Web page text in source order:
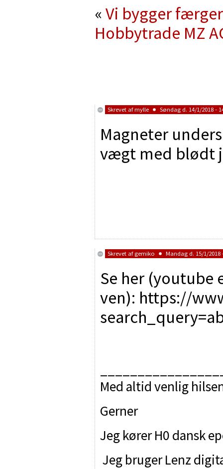
«Vi bygger
Hobbytrade MZ
Skrevet afmylle Søndag d. 14/1/2018 -
Magneter
vægt med blødt
Skrevet af gemiko Mandag d. 15/1/2018
Se her (youtube
ven): https://
Med altid venlig
Gerner
Jeg kører H0 dansk
Jeg bruger Lenz